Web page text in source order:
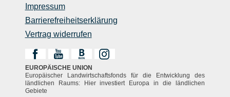
Impressum
Barrierefreiheitserklärung
Vertrag widerrufen
EUROPÄISCHE UNION
Europäischer Landwirtschaftsfonds für die Entwicklung des
ländlichen Raums: Hier investiert Europa in die ländlichen
Gebiete